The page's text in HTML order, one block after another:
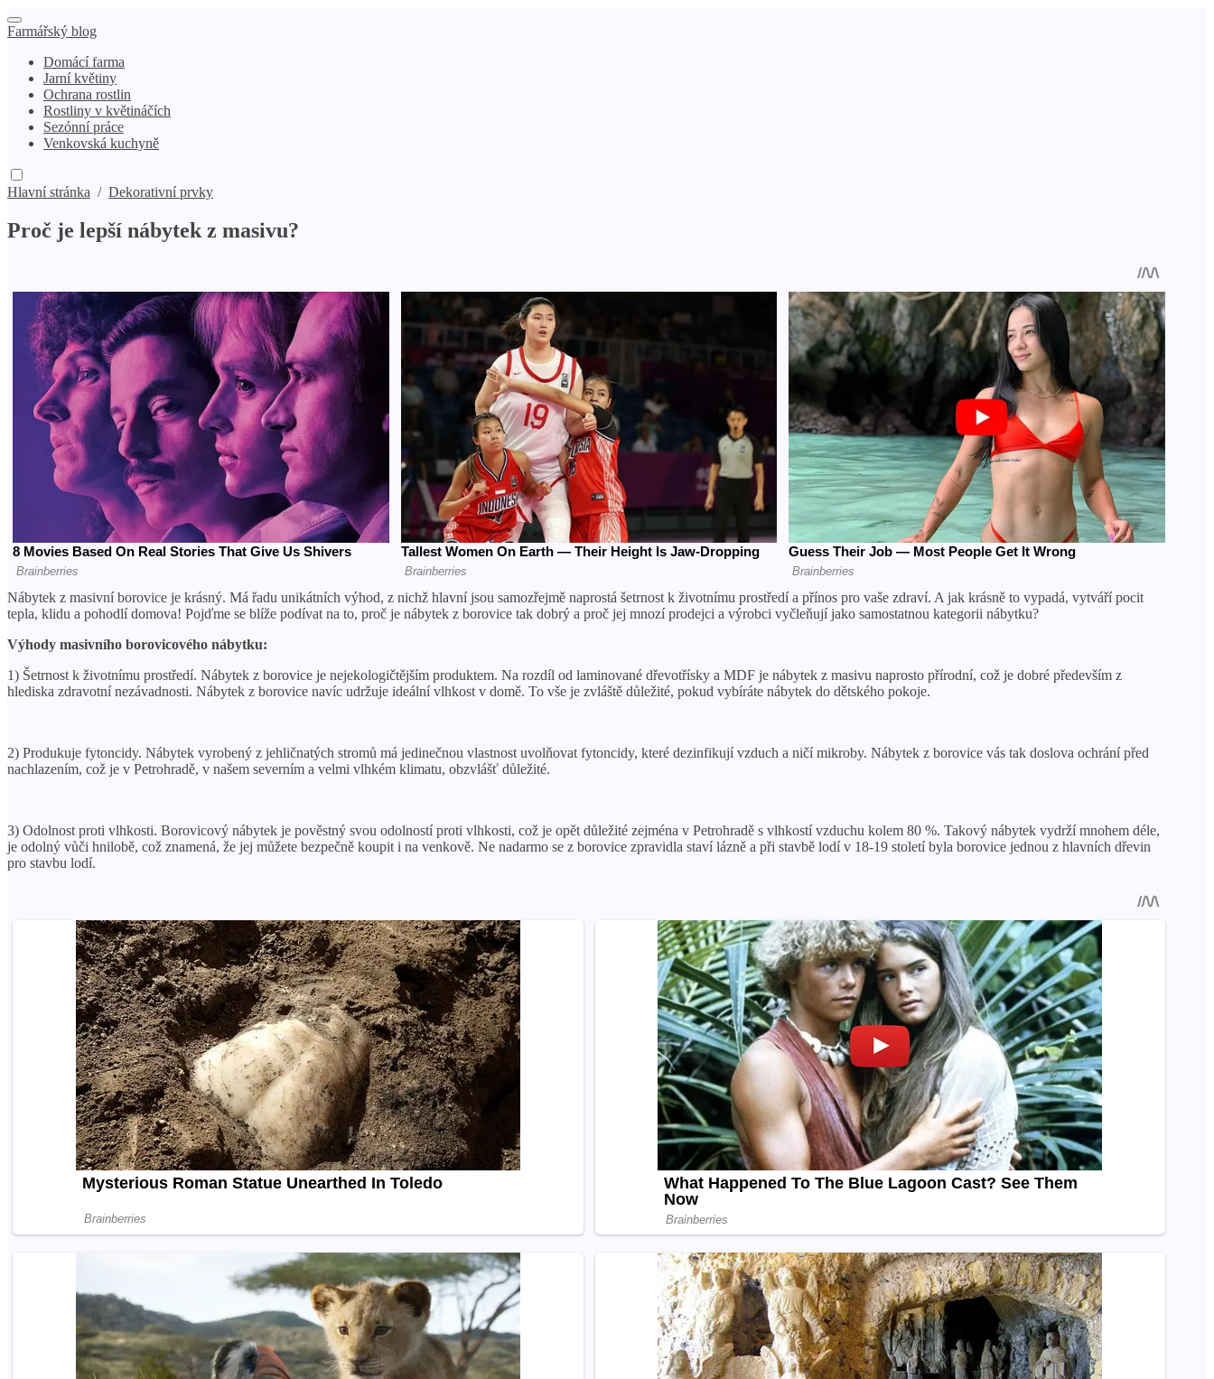
Farmářský blog
Domácí farma
Jarní květiny
Ochrana rostlin
Rostliny v květináčích
Sezónní práce
Venkovská kuchyně
Hlavní stránka / Dekorativní prvky
Proč je lepší nábytek z masivu?
Nábytek z masivní borovice je krásný. Má řadu unikátních výhod, z nichž hlavní jsou samozřejmě naprostá šetrnost k životnímu prostředí a přínos pro vaše zdraví. A jak krásně to vypadá, vytváří pocit
tepla, klidu a pohodlí domova! Pojďme se blíže podívat na to, proč je nábytek z borovice tak dobrý a proč jej mnozí prodejci a výrobci vyčleňují jako samostatnou kategorii nábytku?
Výhody masivního borovicového nábytku:
1) Šetrnost k životnímu prostředí. Nábytek z borovice je nejekologičtějším produktem. Na rozdíl od laminované dřevotřísky a MDF je nábytek z masivu naprosto přírodní, což je dobré především z
hlediska zdravotní nezávadnosti. Nábytek z borovice navíc udržuje ideální vlhkost v domě. To vše je zvláště důležité, pokud vybíráte nábytek do dětského pokoje.
2) Produkuje fytoncidy. Nábytek vyrobený z jehličnatých stromů má jedinečnou vlastnost uvolňovat fytoncidy, které dezinfikují vzduch a ničí mikroby. Nábytek z borovice vás tak doslova ochrání před
nachlazením, což je v Petrohradě, v našem severním a velmi vlhkém klimatu, obzvlášť důležité.
3) Odolnost proti vlhkosti. Borovicový nábytek je pověstný svou odolností proti vlhkosti, což je opět důležité zejména v Petrohradě s vlhkostí vzduchu kolem 80 %. Takový nábytek vydrží mnohem déle,
je odolný vůči hnilobě, což znamená, že jej můžete bezpečně koupit i na venkově. Ne nadarmo se z borovice zpravidla staví lázně a při stavbě lodí v 18-19 století byla borovice jednou z hlavních dřevin
pro stavbu lodí.